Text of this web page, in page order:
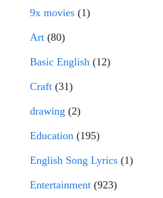
9x movies (1)
Art (80)
Basic English (12)
Craft (31)
drawing (2)
Education (195)
English Song Lyrics (1)
Entertainment (923)